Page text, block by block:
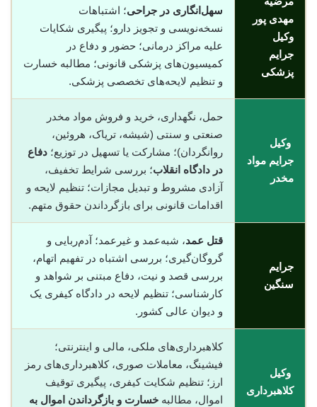
مهدی پور
وکیل
جرایم
پزشکی
سهل‌انگاری در جراحی؛ اشتباهات
نسخه‌نویسی و تجویز دارو؛ پیگیری شکایات
علیه مراکز درمانی؛ حضور و دفاع در
کمیسیون‌های پزشکی قانونی؛ مطالبه خسارت
و تنظیم لایحه‌های تخصصی پزشکی.
وکیل
جرایم مواد
مخدر
حمل، نگهداری، خرید و فروش مواد مخدر
صنعتی و سنتی (شیشه، تریاک، هروئین،
روانگردان)؛ مشارکت یا تسهیل در توزیع؛ دفاع
در دادگاه انقلاب؛ بررسی شرایط تخفیف،
آزادی مشروط و تبدیل مجازات؛ تنظیم لایحه و
اقدامات قانونی برای بازگرداندن حقوق متهم.
جرایم
سنگین
قتل عمد، شبه‌عمد و غیرعمد؛ آدم‌ربایی و
گروگان‌گیری؛ بررسی اشتباه در تفهیم اتهام،
بررسی قصد و نیت، دفاع مبتنی بر شواهد و
کارشناسی؛ تنظیم لایحه در دادگاه کیفری یک
و دیوان عالی کشور.
وکیل
کلاهبرداری
کلاهبرداری‌های ملکی، مالی و اینترنتی؛
فیشینگ، معاملات صوری، کلاهبرداری‌های رمز
ارز؛ تنظیم شکایت کیفری، پیگیری توقیف
اموال، مطالبه خسارت و بازگرداندن اموال به